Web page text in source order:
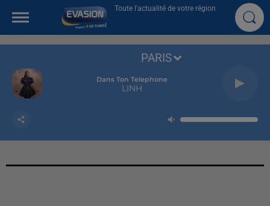
Toute l'actualité de votre région
Dans Ton Telephone
LINH
PARIS